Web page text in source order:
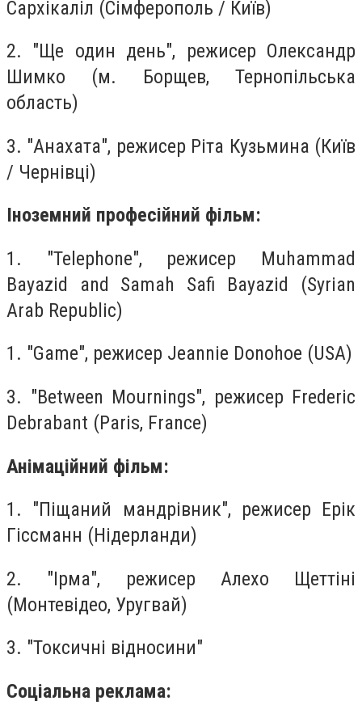
Сархікаліл (Сімферополь / Київ)
2. "Ще один день", режисер Олександр
Шимко (м. Борщев, Тернопільська
область)
3. "Анахата", режисер Ріта Кузьмина (Київ
/ Чернівці)
Іноземний професійний фільм:
1. "Telephone", режисер Muhammad
Bayazid and Samah Safi Bayazid (Syrian
Arab Republic)
1. "Game", режисер Jeannie Donohoe (USA)
3. "Between Mournings", режисер Frederic
Debrabant (Paris, France)
Анімаційний фільм:
1. "Піщаний мандрівник", режисер Ерік
Гіссманн (Нідерланди)
2. "Ірма", режисер Алехо Щеттіні
(Монтевідео, Уругвай)
3. "Токсичні відносини"
Соціальна реклама: